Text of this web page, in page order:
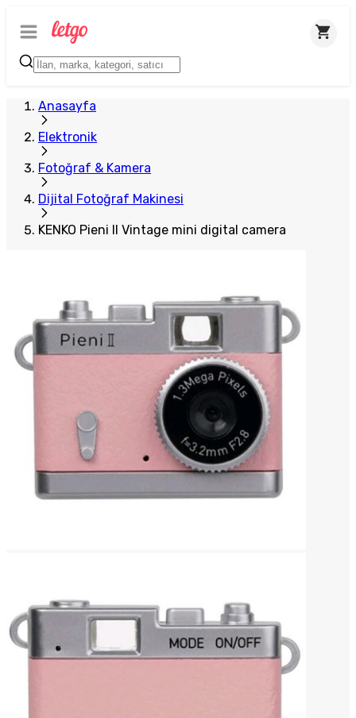
Anasayfa
Elektronik
Fotoğraf & Kamera
Dijital Fotoğraf Makinesi
KENKO Pieni II Vintage mini digital camera
Plus Satıcı